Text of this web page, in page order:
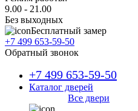
9.00 - 21.00
Без выходных
Бесплатный замер
+7 499 653-59-50
Обратный звонок
+7 499 653-59-50
Каталог дверей
Все двери